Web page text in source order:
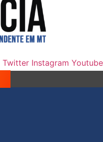
Twitter Instagram Youtube